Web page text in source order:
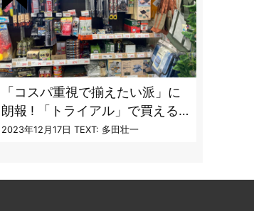
「コスパ重視で揃えたい派」に
朗報 ! 「トライアル」で買える
キャンプ道具7品
2023年12月17日 TEXT: 多田壮一